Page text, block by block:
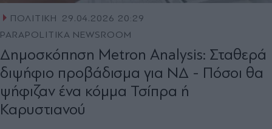
ΠΟΛΙΤΙΚΗ
29.04.2026 20:29
PARAPOLITIKA NEWSROOM
Δημοσκόπηση Metron Analysis: Σταθερά
διψήφιο προβάδισμα για ΝΔ - Πόσοι θα
ψήφιζαν ένα κόμμα Τσίπρα ή
Καρυστιανού